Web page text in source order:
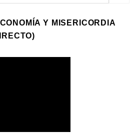
Y MISERICORDIA